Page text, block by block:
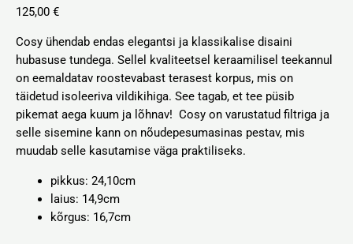
125,00 €
Cosy ühendab endas elegantsi ja klassikalise disaini
hubasuse tundega. Sellel kvaliteetsel keraamilisel teekannul
on eemaldatav roostevabast terasest korpus, mis on
täidetud isoleeriva vildikihiga. See tagab, et tee püsib
pikemat aega kuum ja lõhnav! Cosy on varustatud filtriga ja
selle sisemine kann on nõudepesumasinas pestav, mis
muudab selle kasutamise väga praktiliseks.
pikkus: 24,10cm
laius: 14,9cm
kõrgus: 16,7cm